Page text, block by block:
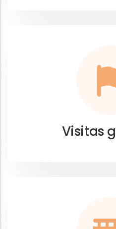
Visitas